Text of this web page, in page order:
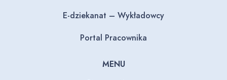
E-dziekanat – Wykładowcy
Portal Pracownika
MENU